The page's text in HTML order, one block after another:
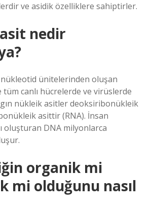
ve asidik özelliklere sahiptirler.
nedir
ünitelerinden oluşan
canlı hücrelerde ve virüslerde
nükleik asitler deoksiribonükleik
asittir (RNA). İnsan
oluşturan DNA milyonlarca
organik mi
mi olduğunu nasıl